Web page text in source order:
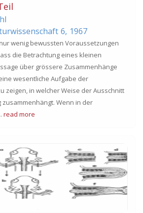
6, 1967
wenig bewussten Voraussetzungen
die Betrachtung eines kleinen
über grössere Zusammenhänge
wesentliche Aufgabe der
zeigen, in welcher Weise der Ausschnitt
zusammenhängt. Wenn in der
read more